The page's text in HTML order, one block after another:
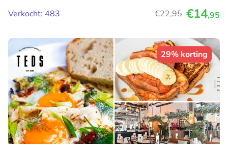
Verkocht: 483
€22,95 €14,95
29% korting